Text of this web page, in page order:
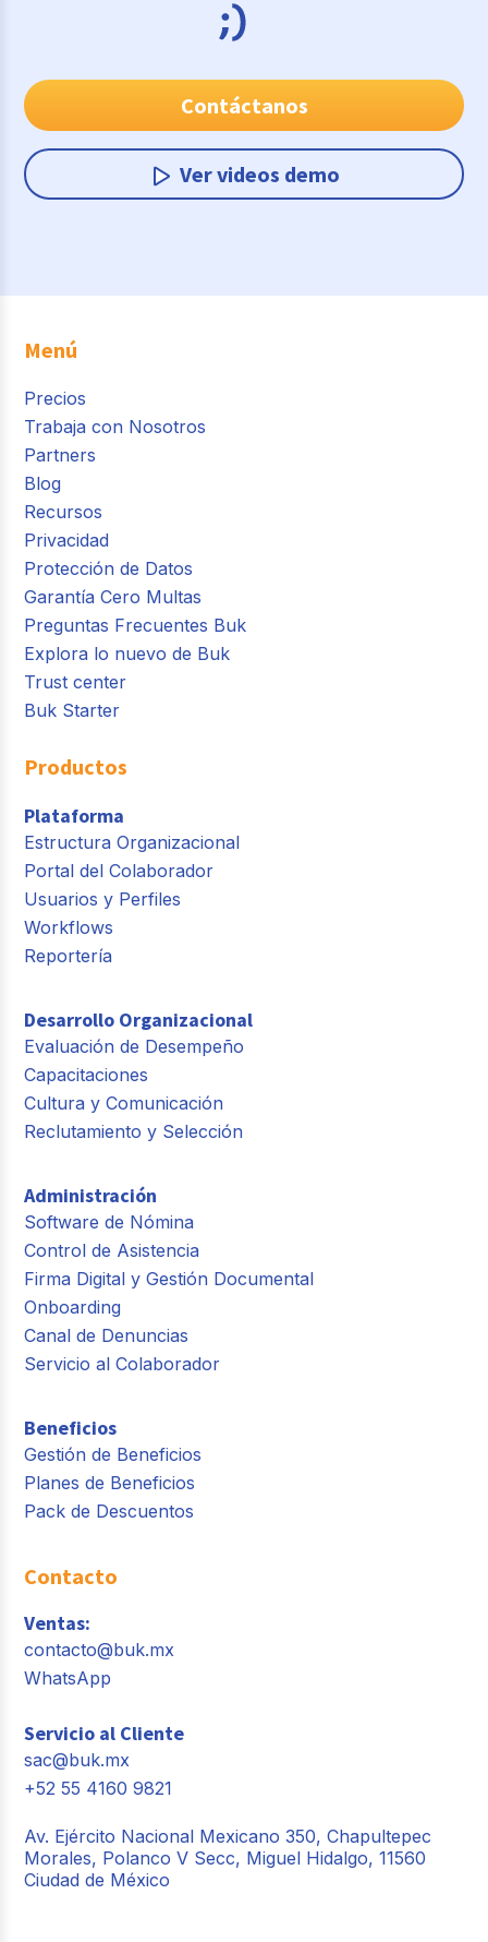
Contáctanos
Ver videos demo
Menú
Precios
Trabaja con Nosotros
Partners
Blog
Recursos
Privacidad
Protección de Datos
Garantía Cero Multas
Preguntas Frecuentes Buk
Explora lo nuevo de Buk
Trust center
Buk Starter
Productos
Plataforma
Estructura Organizacional
Portal del Colaborador
Usuarios y Perfiles
Workflows
Reportería
Desarrollo Organizacional
Evaluación de Desempeño
Capacitaciones
Cultura y Comunicación
Reclutamiento y Selección
Administración
Software de Nómina
Control de Asistencia
Firma Digital y Gestión Documental
Onboarding
Canal de Denuncias
Servicio al Colaborador
Beneficios
Gestión de Beneficios
Planes de Beneficios
Pack de Descuentos
Contacto
Ventas:
contacto@buk.mx
WhatsApp
Servicio al Cliente
sac@buk.mx
+52 55 4160 9821
Av. Ejército Nacional Mexicano 350, Chapultepec
Morales, Polanco V Secc, Miguel Hidalgo, 11560
Ciudad de México